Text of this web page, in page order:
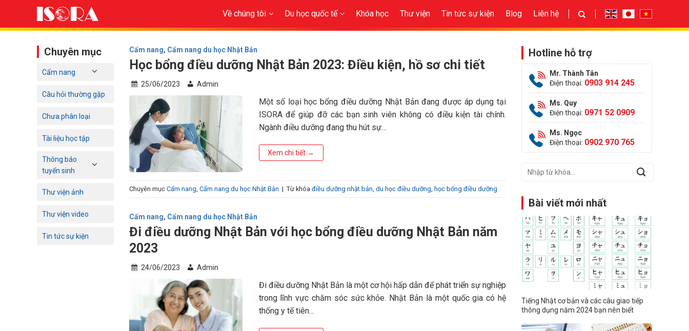
nội
Về chúng tôi Du học quốc tế Khóa học Thư viện Tin tức sự kiện Blog Liên hệ
Chuyên mục
Cẩm nang
Câu hỏi thường gặp
Chưa phân loại
Tài liệu học tập
Thông báo
tuyển sinh
Thư viện ảnh
Thư viện video
Tin tức sự kiện
Cẩm nang, Cẩm nang du học Nhật Bản
Học bổng điều dưỡng Nhật Bản 2023: Điều kiện, hồ sơ chi tiết
25/06/2023 Admin
Một số loại học bổng điều dưỡng Nhật Bản đang được áp dụng tại
ISORA để giúp đỡ các bạn sinh viên không có điều kiện tài chính.
Ngành điều dưỡng đang thu hút sự…
Xem chi tiết →
Chuyên mục Cẩm nang Cẩm nang du học Nhật Bản | Từ khóa điều dưỡng nhật bản du học điều dưỡng học bổng điều dưỡng
Cẩm nang, Cẩm nang du học Nhật Bản
Đi điều dưỡng Nhật Bản với học bổng điều dưỡng Nhật Bản năm
2023
24/06/2023 Admin
Đi điều dưỡng Nhật Bản là một cơ hội hấp dẫn để phát triển sự nghiệp
trong lĩnh vực chăm sóc sức khỏe. Nhật Bản là một quốc gia có hệ
thống y tế tiên…
Hotline hỗ trợ
Mr. Thành Tân
Điện thoại: 0903 914 245
Ms. Quy
Điện thoại: 0971 52 0909
Ms. Ngọc
Điện thoại: 0902 970 765
Bài viết mới nhất
Tiếng Nhật cơ bản và các câu giao tiếp
thông dụng năm 2024 bạn nên biết